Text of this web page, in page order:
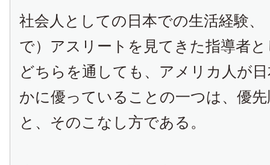
社会人としての日本での生活経験、
で）アスリートを見てきた指導者
どちらを通しても、アメリカ人が
かに優っていることの一つは、優
と、そのこなし方である。